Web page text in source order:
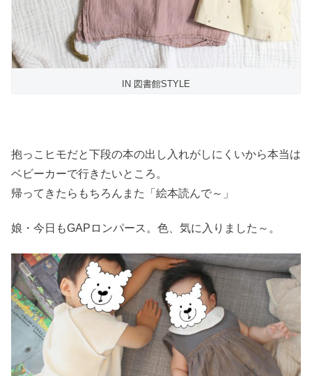
IN 図書館STYLE
抱っこヒモだと下段の本の出し入れがしにくいから本当は
ベビーカーで行きたいところ。
帰ってきたらもちろんまた「絵本読んで～」
娘・今日もGAPロンパース。色、気に入りました～。